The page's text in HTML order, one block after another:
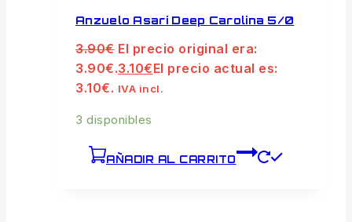
Anzuelo Asari Deep Carolina 5/0
3.90€ El precio original era:
3.90€.3.10€El precio actual es:
3.10€. IVA incl.
3 disponibles
AÑADIR AL CARRITO